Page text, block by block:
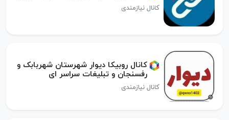
کانال نیازمندی
کانال روبیکا دیوار شهرستان شهربابک و
رفسنجان و تبلیغات سراسر ای
کانال نیازمندی